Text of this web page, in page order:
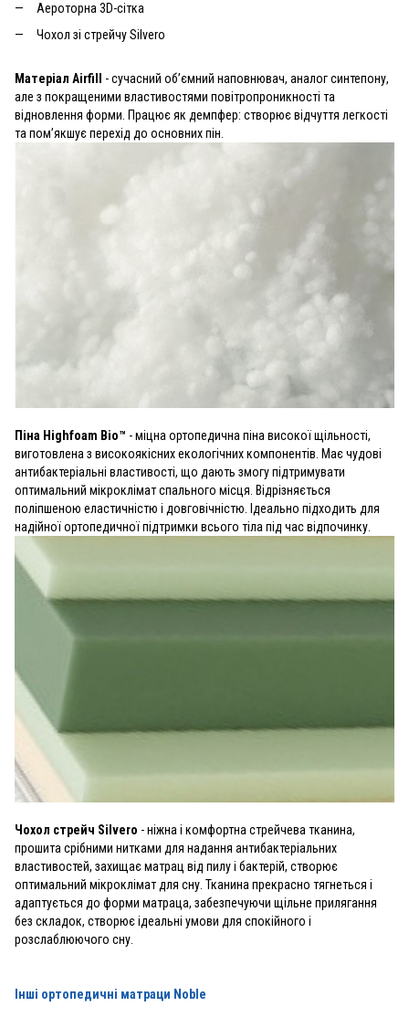
Аероторна 3D-сітка
Чохол зі стрейчу Silvero
Матеріал Airfill - сучасний об’ємний наповнювач, аналог синтепону,
але з покращеними властивостями повітропроникності та
відновлення форми. Працює як демпфер: створює відчуття легкості
та пом’якшує перехід до основних пін.
Піна Highfoam Bio™ - міцна ортопедична піна високої щільності,
виготовлена з високоякісних екологічних компонентів. Має чудові
антибактеріальні властивості, що дають змогу підтримувати
оптимальний мікроклімат спального місця. Відрізняється
поліпшеною еластичністю і довговічністю. Ідеально підходить для
надійної ортопедичної підтримки всього тіла під час відпочинку.
Чохол стрейч Silvero - ніжна і комфортна стрейчева тканина,
прошита срібними нитками для надання антибактеріальних
властивостей, захищає матрац від пилу і бактерій, створює
оптимальний мікроклімат для сну. Тканина прекрасно тягнеться і
адаптується до форми матраца, забезпечуючи щільне прилягання
без складок, створює ідеальні умови для спокійного і
розслаблюючого сну.
Інші ортопедичні матраци Noble